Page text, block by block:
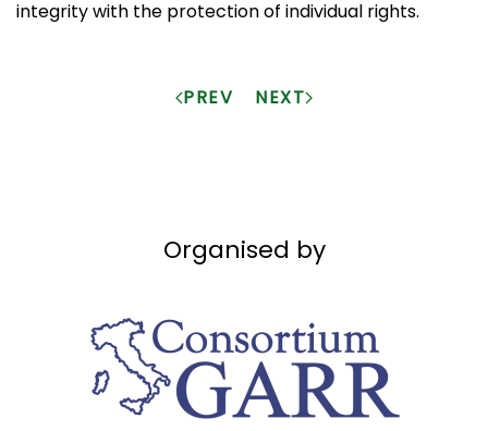
integrity with the protection of individual rights.
PREV NEXT
Organised by